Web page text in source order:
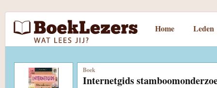
Home Leden
Boek
Internetgids